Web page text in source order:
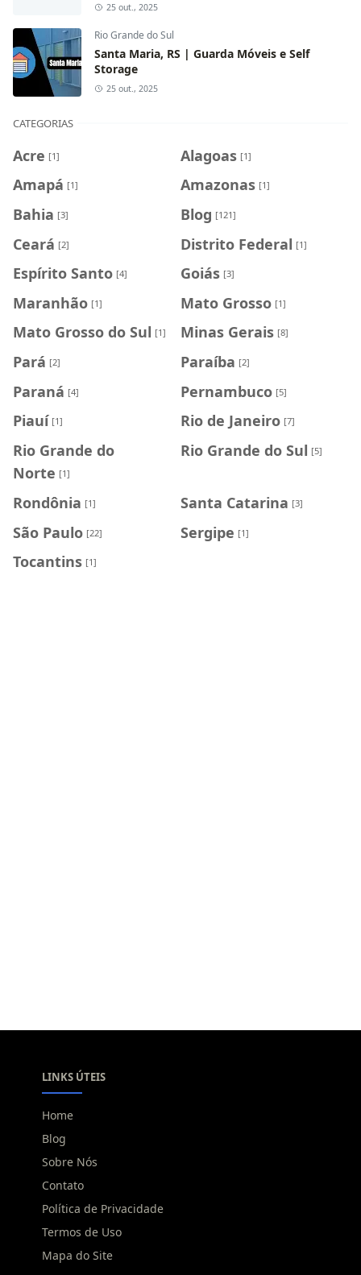
25 out., 2025
Rio Grande do Sul
Santa Maria, RS | Guarda Móveis e Self
Storage
25 out., 2025
CATEGORIAS
Acre [1] Alagoas [1]
Amapá [1] Amazonas [1]
Bahia [3] Blog [121]
Ceará [2] Distrito Federal [1]
Espírito Santo [4] Goiás [3]
Maranhão [1] Mato Grosso [1]
Mato Grosso do Sul [1] Minas Gerais [8]
Pará [2] Paraíba [2]
Paraná [4] Pernambuco [5]
Piauí [1] Rio de Janeiro [7]
Rio Grande do
Norte [1]
Rio Grande do Sul [5]
Rondônia [1] Santa Catarina [3]
São Paulo [22] Sergipe [1]
Tocantins [1]
LINKS ÚTEIS
Home
Blog
Sobre Nós
Contato
Política de Privacidade
Termos de Uso
Mapa do Site